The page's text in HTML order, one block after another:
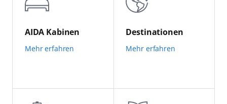
Mehr erfahren
AIDA Kabinen
Mehr erfahren
Destinationen